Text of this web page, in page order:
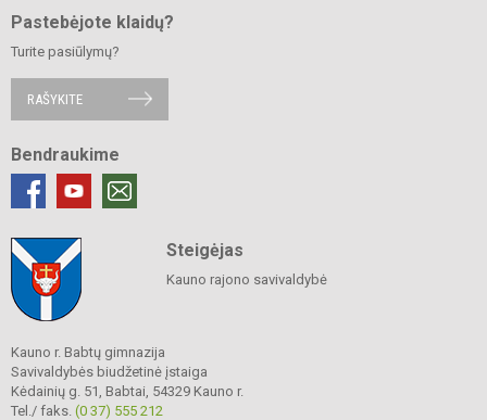
Pastebėjote klaidų?
Turite pasiūlymų?
RAŠYKITE
Bendraukime
Steigėjas
Kauno rajono savivaldybė
Kauno r. Babtų gimnazija
Savivaldybės biudžetinė įstaiga
Kėdainių g. 51, Babtai, 54329 Kauno r.
Tel./ faks. (0 37) 555 212